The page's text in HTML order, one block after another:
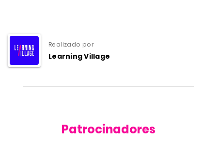
Realizado por
Learning Village
Patrocinadores